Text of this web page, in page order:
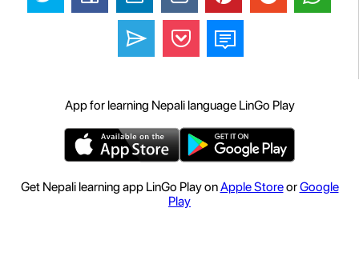
App for learning Nepali language LinGo Play
Get Nepali learning app LinGo Play onApple StoreorGoogle
Play